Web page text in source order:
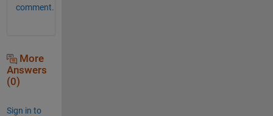
comment.
More
Answers
(0)
Sign in to